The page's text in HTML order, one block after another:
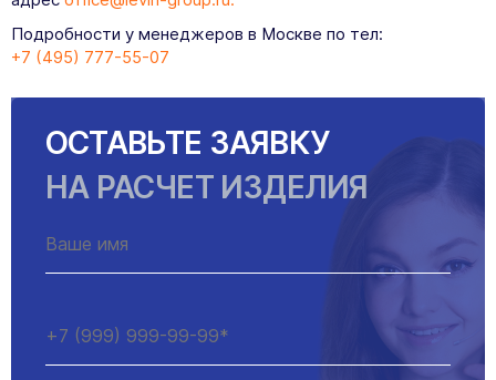
Подробности у менеджеров в Москве по тел:
+7 (495) 777-55-07
ОСТАВЬТЕ ЗАЯВКУ
НА РАСЧЕТ ИЗДЕЛИЯ